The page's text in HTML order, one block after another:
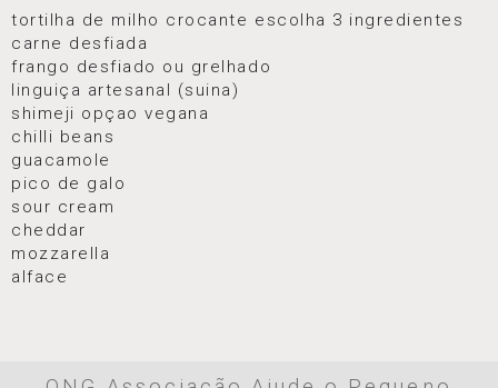
tortilha de milho crocante escolha 3 ingredientes
carne desfiada
frango desfiado ou grelhado
linguiça artesanal (suina)
shimeji opçao vegana
chilli beans
guacamole
pico de galo
sour cream
cheddar
mozzarella
alface